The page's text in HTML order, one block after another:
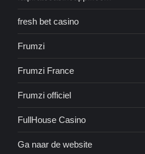
fresh bet casino
Frumzi
Frumzi France
Frumzi officiel
FullHouse Casino
Ga naar de website